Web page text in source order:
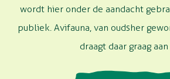
wordt hier onder de aandacht
publiek. Avifauna, van oudsher
draagt daar graag